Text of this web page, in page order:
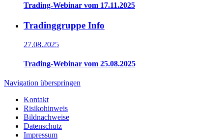
Trading-Webinar vom 17.11.2025
Tradinggruppe Info
27.08.2025
Trading-Webinar vom 25.08.2025
Navigation überspringen
Kontakt
Risikohinweis
Bildnachweise
Datenschutz
Impressum